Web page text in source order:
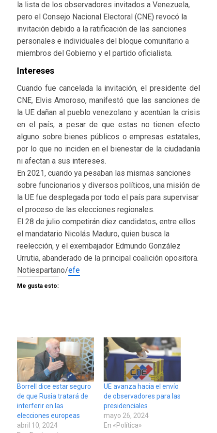
la lista de los observadores invitados a Venezuela,
pero el Consejo Nacional Electoral (CNE) revocó la
invitación debido a la ratificación de las sanciones
personales e individuales del bloque comunitario a
miembros del Gobierno y el partido oficialista.
Intereses
Cuando fue cancelada la invitación, el presidente del
CNE, Elvis Amoroso, manifestó que las sanciones de
la UE dañan al pueblo venezolano y acentúan la crisis
en el país, a pesar de que estas no tienen efecto
alguno sobre bienes públicos o empresas estatales,
por lo que no inciden en el bienestar de la ciudadanía
ni afectan a sus intereses.
En 2021, cuando ya pesaban las mismas sanciones
sobre funcionarios y diversos políticos, una misión de
la UE fue desplegada por todo el país para supervisar
el proceso de las elecciones regionales.
El 28 de julio competirán diez candidatos, entre ellos
el mandatario Nicolás Maduro, quien busca la
reelección, y el exembajador Edmundo González
Urrutia, abanderado de la principal coalición opositora.
Notiespartano/efe
Me gusta esto:
Borrell dice estar seguro
de que Rusia tratará de
interferir en las
elecciones europeas
abril 10, 2024
UE avanza hacia el envío
de observadores para las
presidenciales
mayo 26, 2024
En «Política»